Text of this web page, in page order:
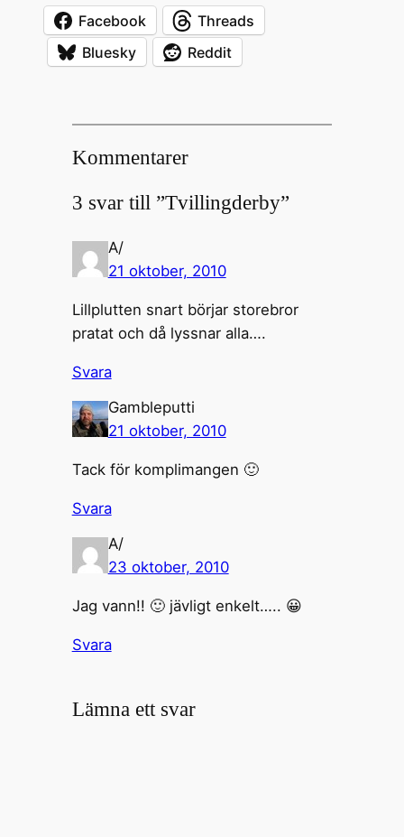
Facebook
Threads
Bluesky
Reddit
Kommentarer
3 svar till ”Tvillingderby”
A/
21 oktober, 2010
Lillplutten snart börjar storebror
pratat och då lyssnar alla….
Svara
Gambleputti
21 oktober, 2010
Tack för komplimangen 🙂
Svara
A/
23 oktober, 2010
Jag vann!! 🙂 jävligt enkelt….. 😀
Svara
Lämna ett svar